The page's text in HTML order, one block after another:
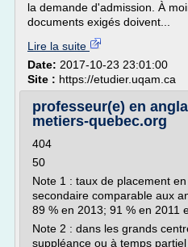
la demande d'admission. À
documents exigés doivent...
Lire la suite
Date: 2017-10-23 23:01:00
Site : https://etudier.uqam.ca
professeur(e) en
metiers-quebec.org
404
50
Note 1 : taux de placement
secondaire comparable aux
89 % en 2013; 91 % en 2011
Note 2 : dans les grands
suppléance ou à temps